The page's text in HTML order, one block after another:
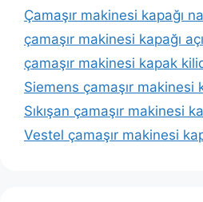
Çamaşır makinesi kapağı
çamaşır makinesi kapağı
çamaşır makinesi kapak
Siemens çamaşır makinesi
Sıkışan çamaşır makinesi
Vestel çamaşır makinesi